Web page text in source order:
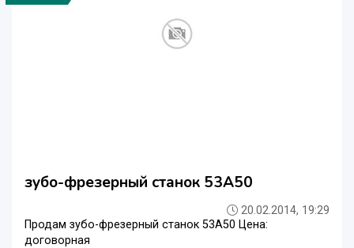
зубо-фрезерный станок 53А50
20.02.2014, 19:29
Продам зубо-фрезерный станок 53А50 Цена:
договорная